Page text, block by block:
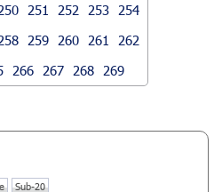
251 252 253
254
259 260 261
262
266 267 268 269
Sub-20